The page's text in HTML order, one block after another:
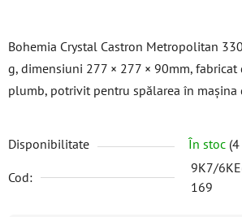
Bohemia Crystal Castron Metropolitan
g, dimensiuni 277 × 277 × 90mm, fabricat
plumb, potrivit pentru spălarea în mașina
Disponibilitate În stoc
Cod:
9K7/
169